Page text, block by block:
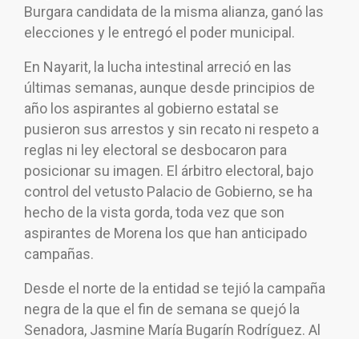
Burgara candidata de la misma alianza, ganó las
elecciones y le entregó el poder municipal.
En Nayarit, la lucha intestinal arreció en las
últimas semanas, aunque desde principios de
año los aspirantes al gobierno estatal se
pusieron sus arrestos y sin recato ni respeto a
reglas ni ley electoral se desbocaron para
posicionar su imagen. El árbitro electoral, bajo
control del vetusto Palacio de Gobierno, se ha
hecho de la vista gorda, toda vez que son
aspirantes de Morena los que han anticipado
campañas.
Desde el norte de la entidad se tejió la campaña
negra de la que el fin de semana se quejó la
Senadora, Jasmine María Bugarín Rodríguez. Al